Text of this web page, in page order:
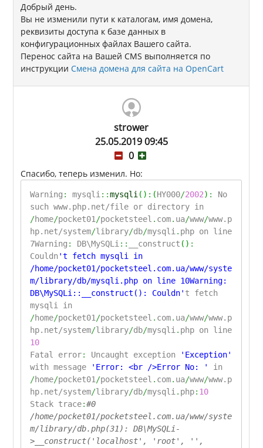
Добрый день.
Вы не изменили пути к каталогам, имя домена,
реквизиты доступа к базе данных в
конфигурационных файлах Вашего сайта.
Перенос сайта на Вашей CMS выполняется по
инструкцииСмена домена для сайта на OpenCart
strower
25.05.2019 09:45
0
Спасибо, теперь изменил. Но:
Warning : mysqli::mysqli( ) : (HY000/2002) :
No
such www.php.net/file or directory in
/home/pocket01/pocketsteel . com. ua/www/www.p
hp.net/system/library/db/mysqli. php on line
7Warning : DB\MySQLi:: __construct ( ) :
Couldn't fetch mysqli in
/home/pocket01/pocketsteel.com.ua/www/syste
m/library/db/mysqli.php on line 10Warning:
DB\MySQLi::__construct(): Couldn' t fetch
mysqli in
/home/pocket01/pocketsteel . com. ua/www/www.p
hp.net/system/library/db/mysqli. php on line
10
Fatal error: Uncaught exception
'Exception'
with message
'Error: <br />Error No: '
in
/home/pocket01/pocketsteel . com. ua/www/www.p
hp.net/system/library/db/mysqli. php: 10
Stack trace:#0
/home/pocket01/pocketsteel.com.ua/www/syste
m/library/db.php(31): DB\MySQLi-
>__construct('localhost', 'root', '',